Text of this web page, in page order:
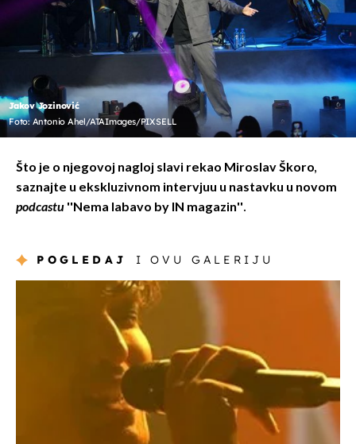
Jakov Jozinović
Foto: Antonio Ahel/ATAImages/PIXSELL
Što je o njegovoj nagloj slavi rekao Miroslav Škoro,
saznajte u ekskluzivnom intervjuu u nastavku u novom
podcastu ''Nema labavo by IN magazin''.
POGLEDAJ I OVU GALERIJU